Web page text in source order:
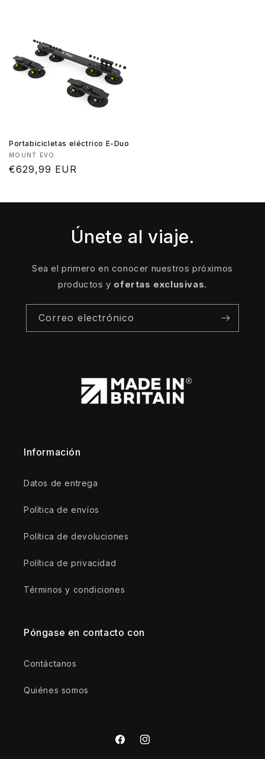
Portabicicletas eléctrico E-Duo
Proveedor:
MOUNT EVO
Precio
€629,99 EUR
Únete al viaje.
Sea el primero en conocer nuestros próximos
productos y ofertas exclusivas.
Correo electrónico
Información
Datos de entrega
Política de envíos
Política de devoluciones
Política de privacidad
Términos y condiciones
Póngase en contacto con
Contáctanos
Quiénes somos
FacebookInstagram